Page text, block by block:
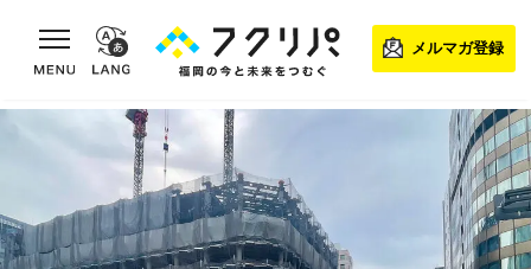
toggle navigation
メルマガ登録